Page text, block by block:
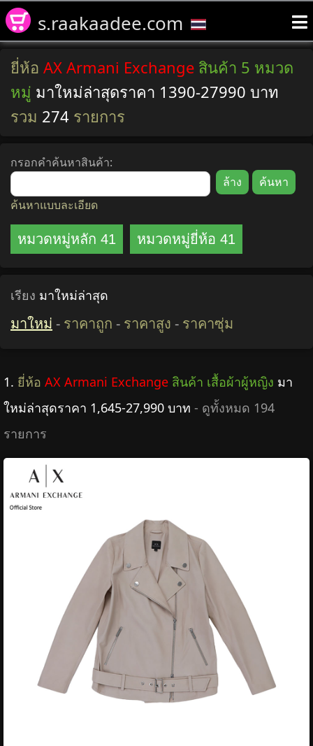
s.raakaadee.com
ยี่ห้อ AX Armani Exchange สินค้า 5 หมวด
หมู่ มาใหม่ล่าสุดราคา 1390-27990 บาท
รวม 274 รายการ
กรอกคำค้นหาสินค้า:
ค้นหาแบบละเอียด
หมวดหมู่หลัก 41 หมวดหมู่ยี่ห้อ 41
เรียง มาใหม่ล่าสุด
มาใหม่ - ราคาถูก - ราคาสูง - ราคาซุ่ม
1. ยี่ห้อ AX Armani Exchange สินค้า เสื้อผ้าผู้หญิง มา
ใหม่ล่าสุดราคา 1,645-27,990 บาท - ดูทั้งหมด 194
รายการ